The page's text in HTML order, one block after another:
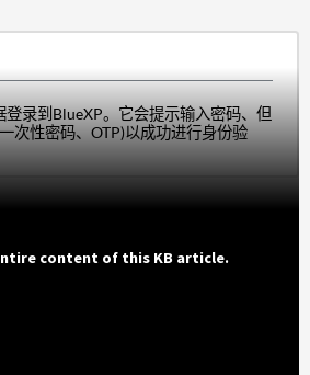
登录到BlueXP。它会提示输入密码、但
次性密码、OTP)以成功进行身份验
content of this KB article.